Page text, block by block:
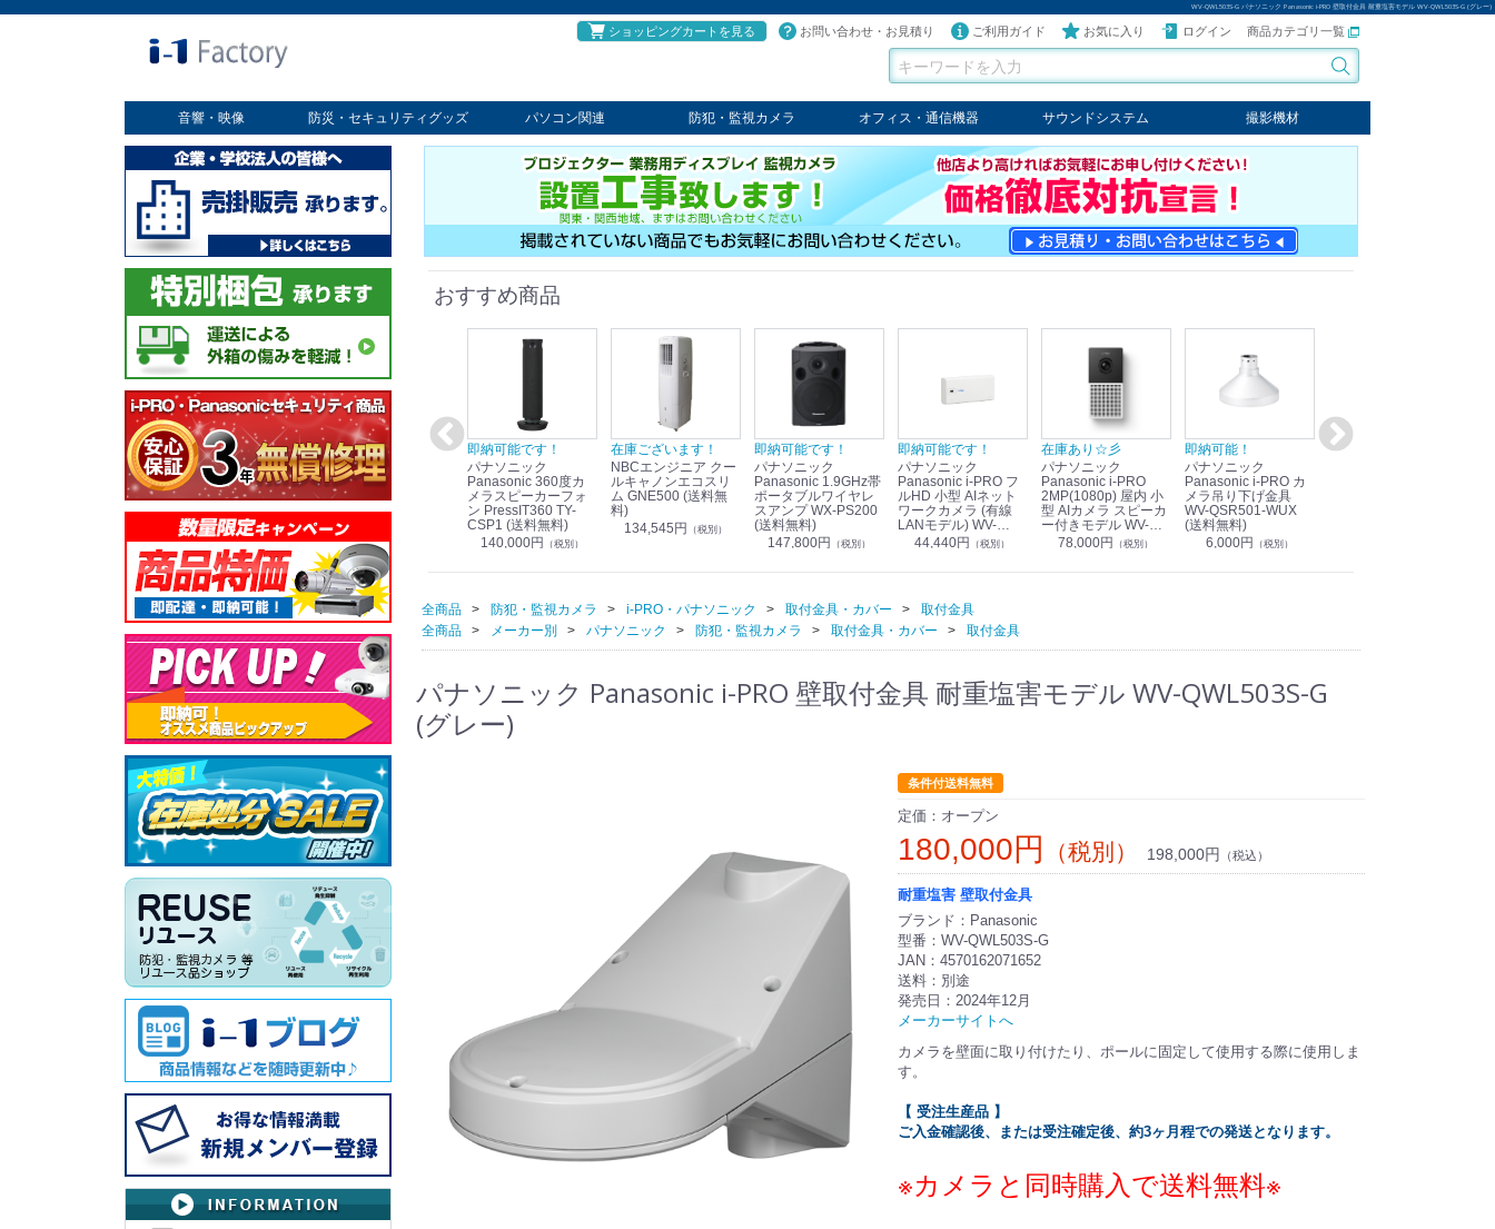
WV-QWL503S-G パナソニック Panasonic i-PRO 壁取付金具 耐重塩害モデル WV-QWL503S-G (グレー)
ショッピングカートを見る お問い合わせ・お見積り ご利用ガイド お気に入り ログイン 商品カテゴリ一覧
音響・映像
業務用ディスプレイ
プロジェクター
放送・業務用映像システム
書画カメラ
スクリーン
オプション
防災・セキュリティグッズ
セキュリティグッズ
防災グッズ
パソコン関連
パソコン
タブレット
PCパーツ
コンソール
ケーブル
切替器・延長器
伝送器
コンバータ
その他
防犯・監視カメラ
パナソニック
TAKEX
LET'S
JSS
SELCO
PRINCETON
OS
ネクステージ
ATEN
オフィス・通信機器
回線切替器
疑似電話回線装置
通信機器
デジタル携帯電話PBX
収納・ラック・ハンガー
会議システム
電子黒板
ホワイトボード
その他
サウンドシステム
音響機器
輸入オーディオ
楽器
ケーブル
撮影機材
ビデオライト
クールライト
LEDライト
スタンド
写真関連商品
スタジオセット商品
オプション
おすすめ商品
Panasonic i-PRO
2MP(1080p) 屋内 小
型 AIカメラ スピーカ
S71301-F2L (送料無
（税別）
即納可能！
パナソニック
Panasonic i-PRO カ
メラ吊り下げ金具
WV-QSR501-WUX
(送料無料)
6,000円（税別）
在庫あり！送料無料！
パナソニック
Panasonic リモコン
マイク (10局用) WR-
210A (送料無料)
39,000円
即納可能です！
パナソニック
Panasonic 360度カ
メラスピーカーフォ
ン PressIT360 TY-
CSP1 (送料無料)
140,000円 （税別）
在庫ございます！
NBCエンジニア クー
ルキャノンエコスリ
ム GNE500 (送料無
料)
134,545円
（税別）
即納可能です！
パナソニック
Panasonic 1.9GHz帯
ポータブルワイヤレ
スアンプ WX-PS200
(送料無料)
147,800円 （税別）
即納可能です！
パナソニック
Panasonic i-PRO フ
ルHD 小型 AIネット
ワークカメラ (有線
LANモデル) WV-
S7130UX (送料無料)
44,440円 （税別）
在庫あり☆彡
パナソニック
Panasonic i-PRO
2MP(1080p) 屋内 小
型 AIカメラ スピーカ
ー付きモデル WV-
S71301-F2L (送料無
78,000円 （税別）
即納可能！
パナソニック
Panasonic i-PRO カ
メラ吊り下げ金具
WV-QSR501-WUX
(送料無料)
6,000円 （税別）
全商品 防犯・監視カメラ i-PRO・パナソニック 取付金具・カバー
取付金具
全商品
メーカー別 パナソニック 防犯・監視カメラ 取付金具・カバー 取付金具
パナソニック Panasonic i-PRO 壁取付金具 耐重塩害モデル WV-QWL503S-G
(グレー)
条件付送料無料
定価：オープン
180,000円 （税別） 198,000円 （税込）
耐重塩害 壁取付金具
ブランド：Panasonic
型番：WV-QWL503S-G
JAN：4570162071652
送料：別途
発売日：2024年12月
メーカーサイトへ
カメラを壁面に取り付けたり、ポールに固定して使用する際に使用しま
す。
【 受注生産品 】
ご入金確認後、または受注確定後、約3ヶ月程での発送となります。
※カメラと同時購入で送料無料※